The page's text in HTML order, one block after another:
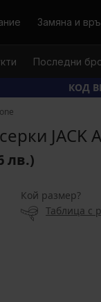
Замяна и
Последни
КОД
JACK
лв.)
Кой размер?
Таблица с